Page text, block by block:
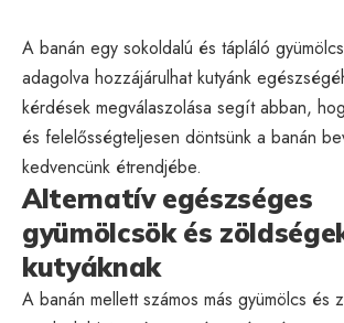
A banán egy sokoldalú és tápláló
adagolva hozzájárulhat kutyánk
kérdések megválaszolása segít abban,
és felelősségteljesen döntsünk a banán
kedvencünk étrendjébe.
Alternatív egészséges
gyümölcsök és
kutyáknak
A banán mellett számos más gyümölcs és